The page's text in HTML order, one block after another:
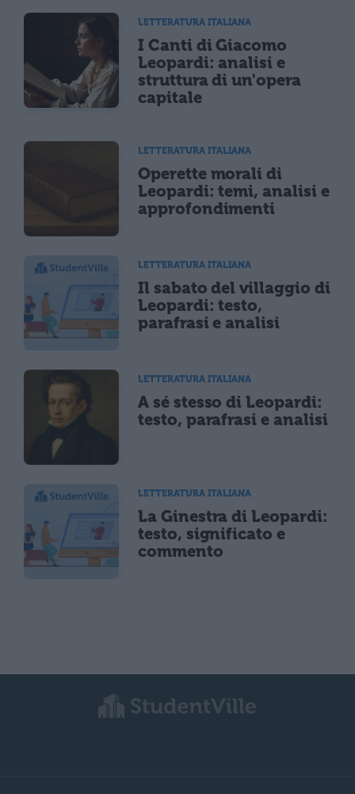
LETTERATURA ITALIANA
I Canti di Giacomo
Leopardi: analisi e
struttura di un'opera
capitale
LETTERATURA ITALIANA
Operette morali di
Leopardi: temi, analisi e
approfondimenti
LETTERATURA ITALIANA
Il sabato del villaggio di
Leopardi: testo,
parafrasi e analisi
LETTERATURA ITALIANA
A sé stesso di Leopardi:
testo, parafrasi e analisi
LETTERATURA ITALIANA
La Ginestra di Leopardi:
testo, significato e
commento